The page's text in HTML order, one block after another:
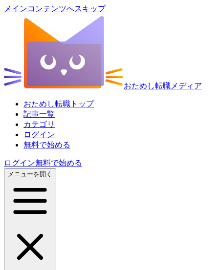
メインコンテンツへスキップ
おためし転職メディア
おためし転職トップ
記事一覧
カテゴリ
ログイン
無料で始める
ログイン無料で始める
メニューを開く